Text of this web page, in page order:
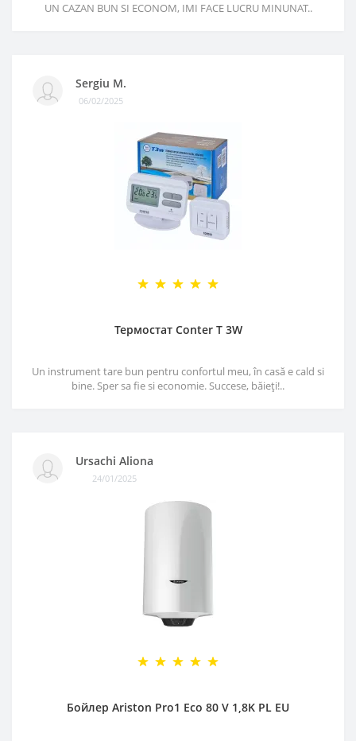
UN CAZAN BUN SI ECONOM, IMI FACE LUCRU MINUNAT..
Sergiu M.
06/02/2025
Термостат Conter T 3W
Un instrument tare bun pentru confortul meu, în casă e cald si
bine. Sper sa fie si economie. Succese, băieți!..
Ursachi Aliona
24/01/2025
Бойлер Ariston Pro1 Eco 80 V 1,8K PL EU